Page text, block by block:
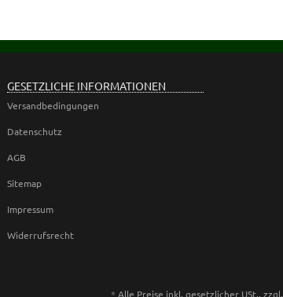
GESETZLICHE INFORMATIONEN
Versandbedingungen
Datenschutz
AGB
Sitemap
Impressum
Widerrufsrecht
* Alle Preise inkl. gesetzlicher USt., zzgl.